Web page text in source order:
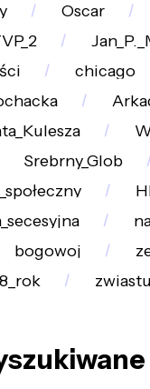
Oscar
chicago
Srebrny_Glob
bogowoj